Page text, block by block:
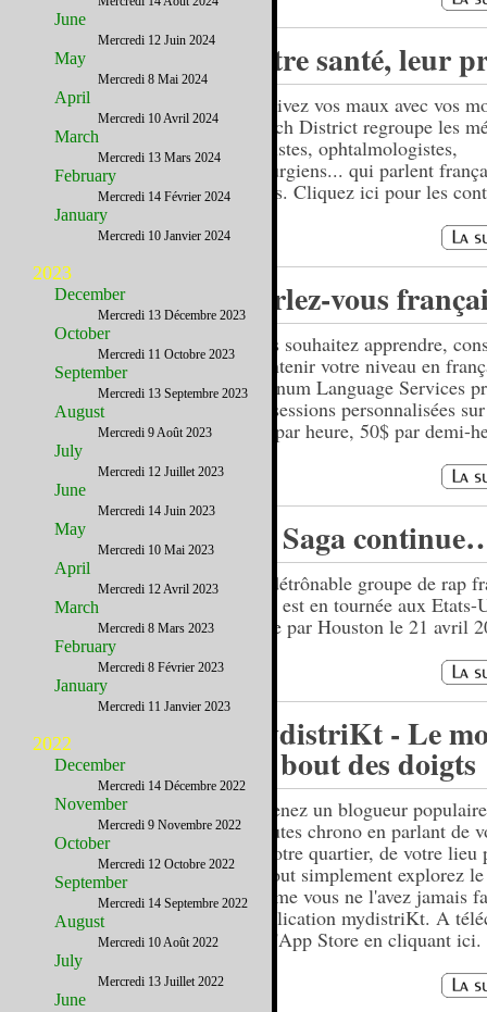
Votre santé, leur
Décrivez vos maux avec vos
French District regroupe les
dentistes, ophtalmologistes,
chirurgiens... qui parlent
Texas. Cliquez ici pour les
Parlez-vous
Vous souhaitez apprendre,
maintenir votre niveau en
Platinum Language Services
des sessions personnalisées
75$ par heure, 50$ par demi-
La Saga
L'indétrônable groupe de rap
IAM est en tournée aux Etats-
passe par Houston le 21 avril
mydistriKt - Le
au bout des doigts
Devenez un blogueur
minutes chrono en parlant de
de votre quartier, de votre lieu
ou tout simplement explorez
comme vous ne l'avez jamais
l'application mydistriKt. A
sur l'App Store en cliquant ici.
June
Mercredi 12 Juin 2024
May
Mercredi 8 Mai 2024
April
Mercredi 10 Avril 2024
March
Mercredi 13 Mars 2024
February
Mercredi 14 Février 2024
January
Mercredi 10 Janvier 2024
2023
December
Mercredi 13 Décembre 2023
October
Mercredi 11 Octobre 2023
September
Mercredi 13 Septembre 2023
August
Mercredi 9 Août 2023
July
Mercredi 12 Juillet 2023
June
Mercredi 14 Juin 2023
May
Mercredi 10 Mai 2023
April
Mercredi 12 Avril 2023
March
Mercredi 8 Mars 2023
February
Mercredi 8 Février 2023
January
Mercredi 11 Janvier 2023
2022
December
Mercredi 14 Décembre 2022
November
Mercredi 9 Novembre 2022
October
Mercredi 12 Octobre 2022
September
Mercredi 14 Septembre 2022
August
Mercredi 10 Août 2022
July
Mercredi 13 Juillet 2022
June